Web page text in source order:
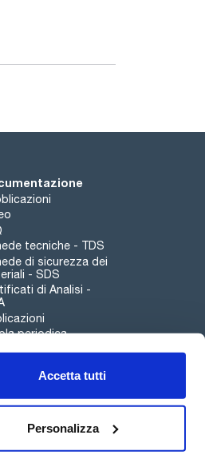
Accetta tutti
Personalizza
tecniche - TDS
di sicurezza dei
- SDS
di Analisi -
periodica
di segnalazioni